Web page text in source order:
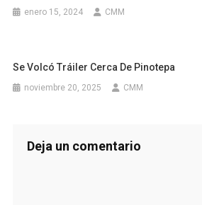
enero 15, 2024 CMM
Se Volcó Tráiler Cerca De Pinotepa
noviembre 20, 2025 CMM
Deja un comentario